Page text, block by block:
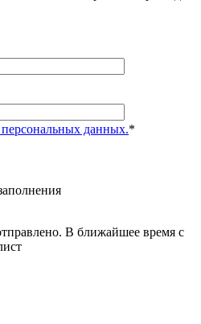
персональных данных.*
В ближайшее время с